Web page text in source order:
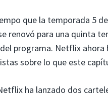
que la temporada 5 de
renovó para una quinta
programa. Netflix ahora
sobre lo que este
ha lanzado dos